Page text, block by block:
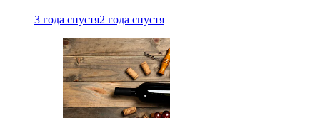
3 года спустя2 года спустя